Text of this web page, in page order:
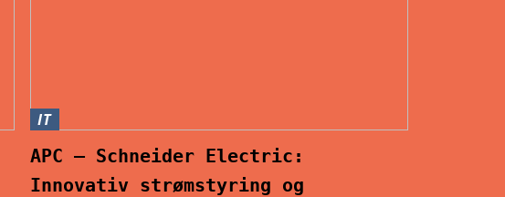
IT
APC – Schneider Electric:
Innovativ strømstyring og